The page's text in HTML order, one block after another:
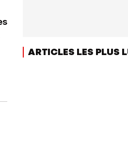
ARTICLES LES PLUS